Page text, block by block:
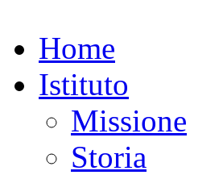
Home
Istituto
Missione
Storia